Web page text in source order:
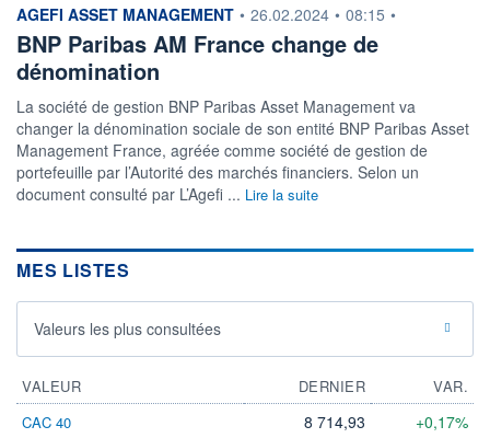
d'Etat
FONDS PARTENAIRES
TARIFS PRIVILÉGIÉS
ÉLIGIBILITÉ
PEA PEA-PME BOURSOVIE LUX
BOURSOVIE
CTO BUSINESS
Non éligible Boursobank
NOTATION MORNINGSTAR ⁽¹⁾
RISQUE DU FONDS (SRI)
information fournie par
AGEFI ASSET MANAGEMENT • 26.02.2024 • 08:15 •
BNP Paribas AM France change de
dénomination
La société de gestion BNP Paribas Asset Management va
changer la dénomination sociale de son entité BNP Paribas Asset
Management France, agréée comme société de gestion de
portefeuille par l’Autorité des marchés financiers. Selon un
document consulté par L’Agefi ... Lire la suite
MES LISTES
Valeurs les plus consultées
VALEUR DERNIER
VAR.
CAC 40
8 714,93 +0,17%